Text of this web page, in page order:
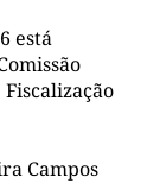
está
Campos